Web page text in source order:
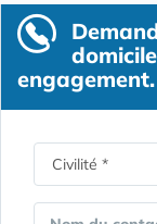
engagement.